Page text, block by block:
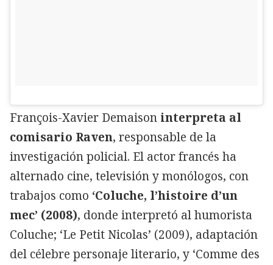
François-Xavier Demaison interpreta al
comisario Raven, responsable de la
investigación policial. El actor francés ha
alternado cine, televisión y monólogos, con
trabajos como ‘Coluche, l’histoire d’un
mec’ (2008), donde interpretó al humorista
Coluche; ‘Le Petit Nicolas’ (2009), adaptación
del célebre personaje literario, y ‘Comme des